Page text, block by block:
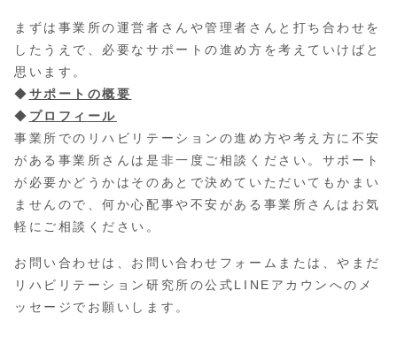
まずは事業所の運営者さんや管理者さんと打ち合わせを
したうえで、必要なサポートの進め方を考えていけばと
思います。
◆サポートの概要
◆ プロフィール
事業所でのリハビリテーションの進め方や考え方に不安
がある事業所さんは是非一度ご相談ください。サポート
が必要かどうかはそのあとで決めていただいてもかまい
ませんので、何か心配事や不安がある事業所さんはお気
軽にご相談ください。
お問い合わせは、お問い合わせフォームまたは、やまだ
リハビリテーション研究所の公式LINEアカウンへのメ
ッセージでお願いします。